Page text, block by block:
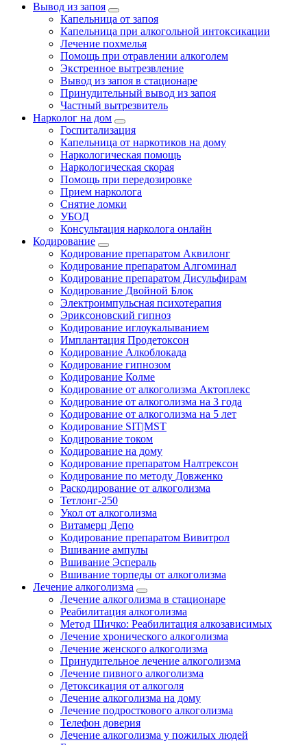
Вывод из запоя
Капельница от запоя
Капельница при алкогольной интоксикации
Лечение похмелья
Помощь при отравлении алкоголем
Экстренное вытрезвление
Вывод из запоя в стационаре
Принудительный вывод из запоя
Частный вытрезвитель
Нарколог на дом
Госпитализация
Капельница от наркотиков на дому
Наркологическая помощь
Наркологическая скорая
Помощь при передозировке
Прием нарколога
Снятие ломки
УБОД
Консультация нарколога онлайн
Кодирование
Кодирование препаратом Аквилонг
Кодирование препаратом Алгоминал
Кодирование препаратом Дисульфирам
Кодирование Двойной Блок
Электроимпульсная психотерапия
Эриксоновский гипноз
Кодирование иглоукалыванием
Имплантация Продетоксон
Кодирование Алкоблокада
Кодирование гипнозом
Кодирование Колме
Кодирование от алкоголизма Актоплекс
Кодирование от алкоголизма на 3 года
Кодирование от алкоголизма на 5 лет
Кодирование SIT|MST
Кодирование током
Кодирование на дому
Кодирование препаратом Налтрексон
Кодирование по методу Довженко
Раскодирование от алкоголизма
Тетлонг-250
Укол от алкоголизма
Витамерц Депо
Кодирование препаратом Вивитрол
Вшивание ампулы
Вшивание Эспераль
Вшивание торпеды от алкоголизма
Лечение алкоголизма
Лечение алкоголизма в стационаре
Реабилитация алкоголизма
Метод Шичко: Реабилитация алкозависимых
Лечение хронического алкоголизма
Лечение женского алкоголизма
Принудительное лечение алкоголизма
Лечение пивного алкоголизма
Детоксикация от алкоголя
Лечение алкоголизма на дому
Лечение подросткового алкоголизма
Телефон доверия
Лечение алкоголизма у пожилых людей